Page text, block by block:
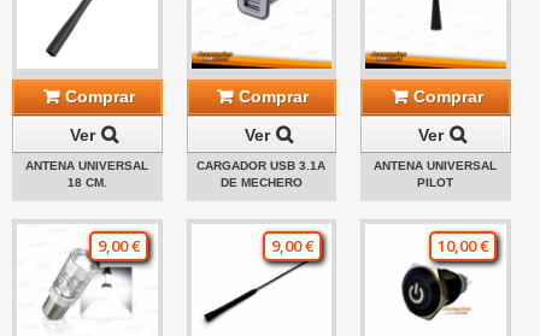
Comprar
Ver
ANTENA UNIVERSAL
18 CM.
Comprar
Ver
CARGADOR USB 3.1A
DE MECHERO
Comprar
Ver
ANTENA UNIVERSAL
PILOT
9,00 € 9,00 € 10,00 €